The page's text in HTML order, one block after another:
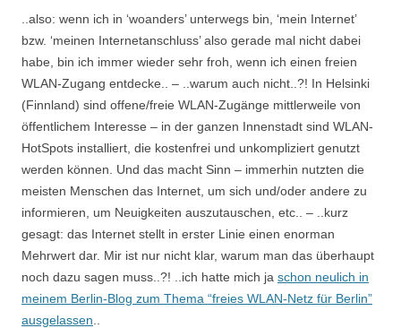
..also: wenn ich in ‘woanders’ unterwegs bin, ‘mein Internet’
bzw. ‘meinen Internetanschluss’ also gerade mal nicht dabei
habe, bin ich immer wieder sehr froh, wenn ich einen freien
WLAN-Zugang entdecke.. – ..warum auch nicht..?! In Helsinki
(Finnland) sind offene/freie WLAN-Zugänge mittlerweile von
öffentlichem Interesse – in der ganzen Innenstadt sind WLAN-
HotSpots installiert, die kostenfrei und unkompliziert genutzt
werden können. Und das macht Sinn – immerhin nutzten die
meisten Menschen das Internet, um sich und/oder andere zu
informieren, um Neuigkeiten auszutauschen, etc.. – ..kurz
gesagt: das Internet stellt in erster Linie einen enorman
Mehrwert dar. Mir ist nur nicht klar, warum man das überhaupt
noch dazu sagen muss..?! ..ich hatte mich ja schon neulich in
meinem Berlin-Blog zum Thema “freies WLAN-Netz für Berlin”
ausgelassen